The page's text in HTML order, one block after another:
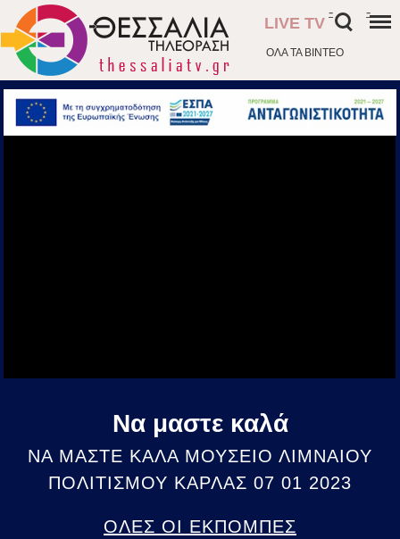
ΟΛΑ ΤΑ ΒΙΝΤΕΟ
LIVE TV
- -
Να μαστε καλά
ΝΑ ΜΑΣΤΕ ΚΑΛΑ ΜΟΥΣΕΙΟ ΛΙΜΝΑΙΟΥ
ΠΟΛΙΤΙΣΜΟΥ ΚΑΡΛΑΣ 07 01 2023
ΟΛΕΣ ΟΙ ΕΚΠΟΜΠΕΣ